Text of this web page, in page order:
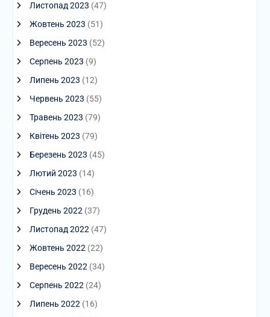
Листопад 2023 (47)
Жовтень 2023 (51)
Вересень 2023 (52)
Серпень 2023 (9)
Липень 2023 (12)
Червень 2023 (55)
Травень 2023 (79)
Квітень 2023 (79)
Березень 2023 (45)
Лютий 2023 (14)
Січень 2023 (16)
Грудень 2022 (37)
Листопад 2022 (47)
Жовтень 2022 (22)
Вересень 2022 (34)
Серпень 2022 (24)
Липень 2022 (16)